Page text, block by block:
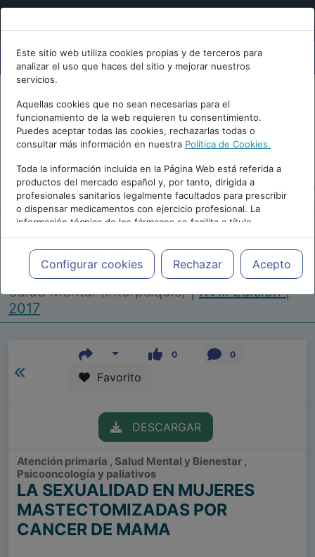
Este sitio web utiliza cookies propias y de terceros para
analizar el uso que haces del sitio y mejorar nuestros
servicios.
Aquellas cookies que no sean necesarias para el
funcionamiento de la web requieren tu consentimiento.
Puedes aceptar todas las cookies, rechazarlas todas o
consultar más información en nuestra Política de Cookies.
Toda la información incluida en la Página Web está referida a
productos del mercado español y, por tanto, dirigida a
profesionales sanitarios legalmente facultados para prescribir
o dispensar medicamentos con ejercicio profesional. La
información técnica de los fármacos se facilita a título
meramente informativo, siendo responsabilidad de los
profesionales facultados prescribir medicamentos y decidir, en
cada caso concreto, el tratamiento más adecuado a las
necesidades del paciente.
Configurar cookies Rechazar Acepto
Repositorio de Artículos |Congreso Virtual
Internacional de Psiquiatría, Psicología y
Salud Mental (Interpsiquis)|XVIII Edición |
2017
0 0
Favorito
DESCARGAR
Atención primaria , Salud Mental y Bienestar ,
Psicooncología y paliativos
LA SEXUALIDAD EN MUJERES
MASTECTOMIZADAS POR
CANCER DE MAMA